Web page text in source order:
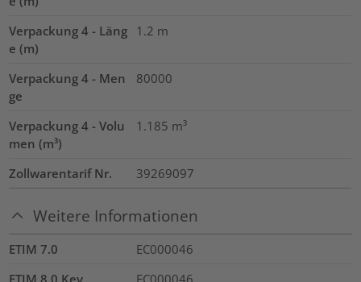
Verpackung 4 - Läng
e (m)
1.2 m
Verpackung 4 - Men
ge
80000
Verpackung 4 - Volu
men (m³)
1.185 m³
Zollwarentarif Nr. 39269097
Weitere Informationen
ETIM 7.0
EC000046
ETIM 8.0 Key
EC000046